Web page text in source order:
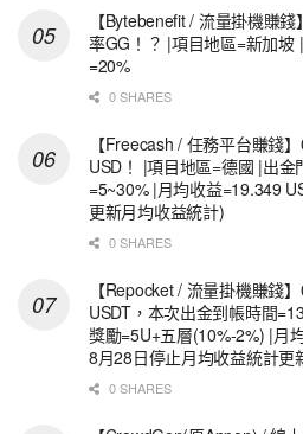
【Bytebenefit / 流量掛機賺
率GG！？ |項目地區=新加坡
=20%
0 SHARES
【Freecash / 任務平台賺錢
USD！ |項目地區=德國 |出
=5~30% |月均收益=19.349
更新月均收益統計)
0 SHARES
【Repocket / 流量掛機賺錢
USDT，本次出金到帳時間
獎勵=5U+五層(10%-2%) |月
8月28日停止月均收益統計更
0 SHARES